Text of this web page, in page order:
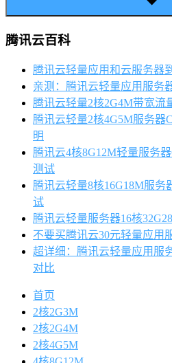
腾讯云百科
腾讯云轻量应用和云服务器
亲测：腾讯云轻量应用服务
腾讯云轻量2核2G4M带宽流
腾讯云轻量2核4G5M服务器
明
腾讯云4核8G12M轻量服务
测试
腾讯云轻量8核16G18M服务
试
腾讯云轻量服务器16核
不要买腾讯云30元轻量应用
超详细：腾讯云轻量应用服
对比
首页
2核2G3M
2核2G4M
2核4G5M